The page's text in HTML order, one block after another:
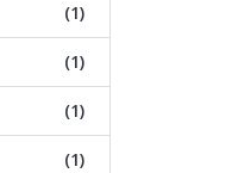
(1)
(1)
(1)
(1)